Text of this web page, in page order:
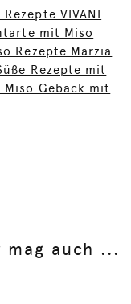
VIVANI
mit Miso
Rezepte Marzia
Rezepte mit
Gebäck mit
auch ...